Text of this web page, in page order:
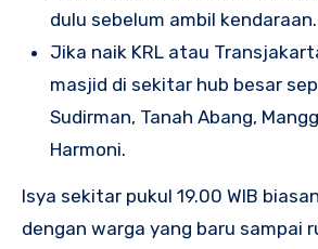
dulu sebelum ambil kendaraan.
Jika naik KRL atau
masjid di sekitar hub besar
Sudirman, Tanah Abang,
Harmoni.
Isya sekitar pukul 19.00 WIB
dengan warga yang baru sampai